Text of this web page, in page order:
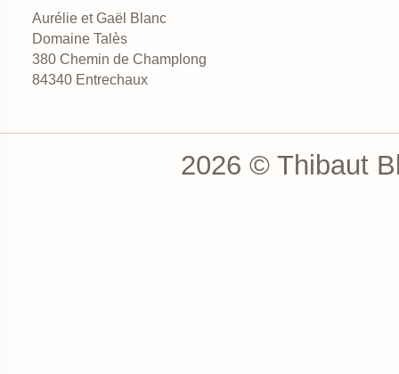
Aurélie et Gaël Blanc
Domaine Talès
380 Chemin de Champlong
84340 Entrechaux
2026 © Thibaut